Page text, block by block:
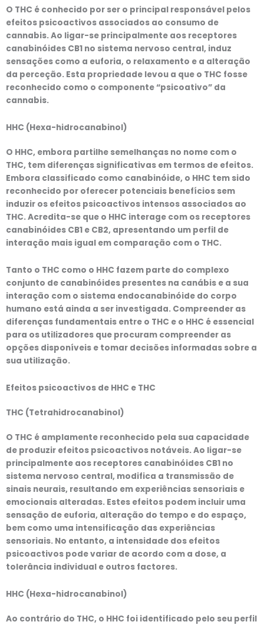
O THC é conhecido por ser o principal responsável pelos
efeitos psicoactivos associados ao consumo de
cannabis. Ao ligar-se principalmente aos receptores
canabinóides CB1 no sistema nervoso central, induz
sensações como a euforia, o relaxamento e a alteração
da perceção. Esta propriedade levou a que o THC fosse
reconhecido como o componente “psicoativo” da
cannabis.
HHC (Hexa-hidrocanabinol)
O HHC, embora partilhe semelhanças no nome com o
THC, tem diferenças significativas em termos de efeitos.
Embora classificado como canabinóide, o HHC tem sido
reconhecido por oferecer potenciais benefícios sem
induzir os efeitos psicoactivos intensos associados ao
THC. Acredita-se que o HHC interage com os receptores
canabinóides CB1 e CB2, apresentando um perfil de
interação mais igual em comparação com o THC.
Tanto o THC como o HHC fazem parte do complexo
conjunto de canabinóides presentes na canábis e a sua
interação com o sistema endocanabinóide do corpo
humano está ainda a ser investigada. Compreender as
diferenças fundamentais entre o THC e o HHC é essencial
para os utilizadores que procuram compreender as
opções disponíveis e tomar decisões informadas sobre a
sua utilização.
Efeitos psicoactivos de HHC e THC
THC (Tetrahidrocanabinol)
O THC é amplamente reconhecido pela sua capacidade
de produzir efeitos psicoactivos notáveis. Ao ligar-se
principalmente aos receptores canabinóides CB1 no
sistema nervoso central, modifica a transmissão de
sinais neurais, resultando em experiências sensoriais e
emocionais alteradas. Estes efeitos podem incluir uma
sensação de euforia, alteração do tempo e do espaço,
bem como uma intensificação das experiências
sensoriais. No entanto, a intensidade dos efeitos
psicoactivos pode variar de acordo com a dose, a
tolerância individual e outros factores.
HHC (Hexa-hidrocanabinol)
Ao contrário do THC, o HHC foi identificado pelo seu perfil